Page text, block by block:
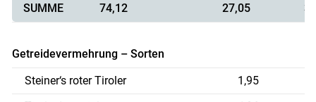
SUMME
74,12 27,05
Getreidevermehrung – Sorten
Steiner‘s roter Tiroler
1,95